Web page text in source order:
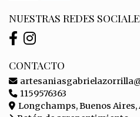
NUESTRAS REDES
CONTACTO
1159576363
Longchamps, Buenos